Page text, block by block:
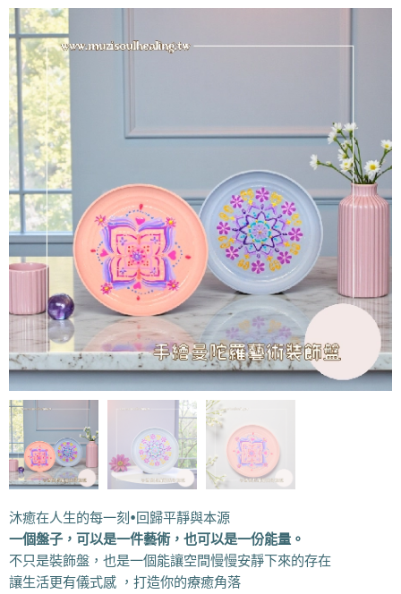
沐癒在人生的每一刻•回歸平靜與本源
一個盤子，可以是一件藝術，也可以是一份能量。
不只是裝飾盤，也是一個能讓空間慢慢安靜下來的存在
讓生活更有儀式感 ，打造你的療癒角落